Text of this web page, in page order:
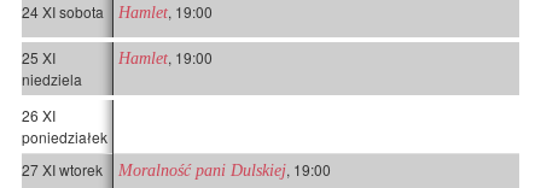
24 XI sobota Hamlet, 19:00
25 XI
niedziela
Hamlet, 19:00
26 XI
poniedziałek
27 XI wtorek
Moralność pani Dulskiej, 19:00